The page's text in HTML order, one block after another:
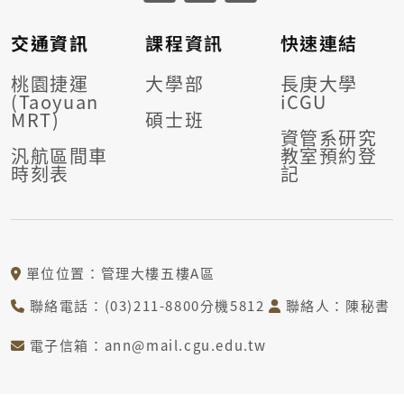
交通資訊
桃園捷運
(Taoyuan
MRT)
汎航區間車
時刻表
課程資訊
大學部
碩士班
快速連結
長庚大學
iCGU
資管系研究
教室預約登
記
單位位置：管理大樓五樓A區
聯絡電話：(03)211-8800分機5812
聯絡人：陳秘書
電子信箱：ann@mail.cgu.edu.tw